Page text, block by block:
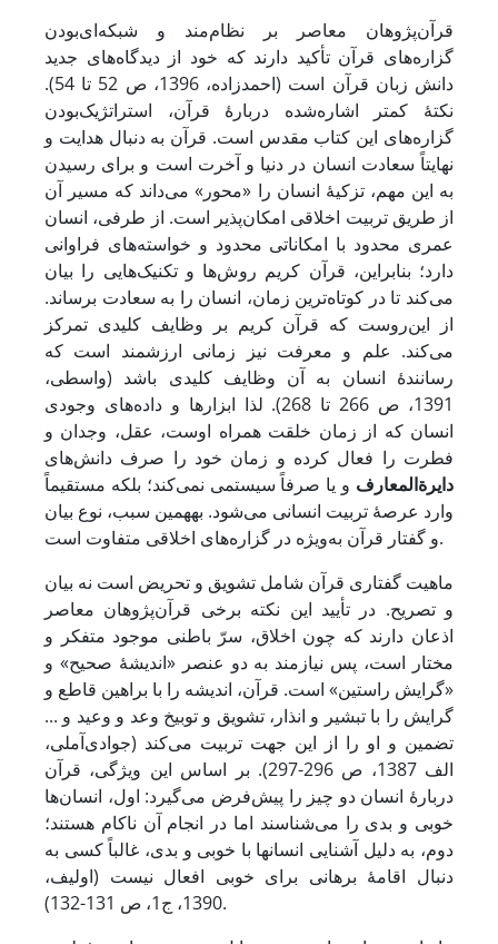
قرآن‌پژوهان معاصر بر نظام‌مند و شبکه‌ای‌بودن
گزاره‌های قرآن تأکید دارند که خود از دیدگاه‌های جدید
دانش زبان قرآن است (احمدزاده، 1396، ص 52 تا 54).
نکتۀ کمتر اشاره‌شده دربارۀ قرآن، استراتژیک‌بودن
گزاره‌های این کتاب مقدس است. قرآن به دنبال هدایت و
نهایتاً سعادت انسان در دنیا و آخرت است و برای رسیدن
به این مهم، تزکیۀ انسان را «محور» می‌داند که مسیر آن
از طریق تربیت اخلاقی امکان‌پذیر است. از طرفی، انسان
عمری محدود با امکاناتی محدود و خواسته‌ها‌ی فراوانی
دارد؛ بنابراین، قرآن کریم روش‌ها و تکنیک‌هایی را بیان
می‌کند تا در کوتاه‌ترین زمان، انسان را به سعادت برساند.
از این‌روست که قرآن کریم بر وظایف کلیدی تمرکز
می‌کند. علم و معرفت نیز زمانی ارزشمند است که
رسانندۀ انسان به آن وظایف کلیدی باشد (واسطی،
1391، ص 266 تا 268). لذا ابزارها و داده‌های وجودی
انسان که از زمان خلقت همراه اوست، عقل، وجدان و
فطرت را فعال کرده و زمان خود را صرف دانش‌های
دایرةالمعارف و یا صرفاً سیستمی نمی‌کند؛ بلکه مستقیماً
وارد عرصۀ تربیت انسانی می‌شود. به­همین سبب، نوع بیان
و گفتار قرآن به‌ویژه در گزاره‌های اخلاقی متفاوت است.
ماهیت گفتاری قرآن شامل تشویق و تحریض است نه بیان
و تصریح. در تأیید این نکته برخی قرآن‌پژوهان معاصر
اذعان دارند که چون اخلاق، سرّ باطنی موجود متفکر و
مختار است، پس نیازمند به دو عنصر «اندیشۀ صحیح» و
«گرایش راستین» است. قرآن، اندیشه را با براهین قاطع و
گرایش را با تبشیر و انذار، تشویق و توبیخ وعد و وعید و ...
تضمین و او را از این جهت تربیت می‌کند (جوادی‌آملی،
الف 1387، ص 296-297). بر اساس این ویژگی، قرآن
دربارۀ انسان دو چیز را پیش‌فرض می‌گیرد: اول، انسان‌ها
خوبی و بدی را می‌شناسند اما در انجام آن ناکام هستند؛
دوم، به دلیل آشنایی انسان­ها با خوبی و بدی، غالباً کسی به
دنبال اقامۀ برهانی برای خوبی افعال نیست (اولیف،
1390، ج1، ص 131-132).